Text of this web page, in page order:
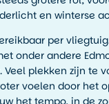
en winterse
per
onder andere
plekken zijn te
voelen door het